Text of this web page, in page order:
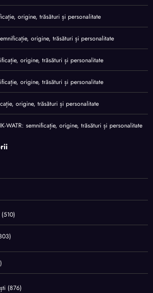
origine, trăsături și personalitate
origine, trăsături și personalitate
origine, trăsături și personalitate
origine, trăsături și personalitate
origine, trăsături și personalitate
WATR: semnificație, origine, trăsături și personalitate
(510)
(876)